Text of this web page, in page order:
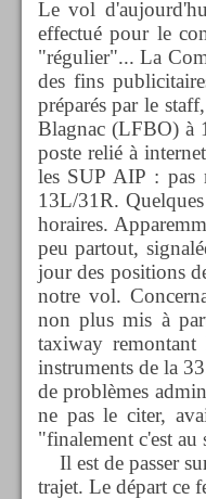
Le vol
effectué pour le
"régulier"... La
des fins
préparés par le
Blagnac (LFBO) à
poste relié à
les SUP AIP : pas
13L/31R.
horaires.
peu partout,
jour des positions
notre vol.
non plus mis à
taxiway
instruments de la
de problèmes
ne pas le citer,
"finalement c'est
Il est de passer
trajet. Le départ ce